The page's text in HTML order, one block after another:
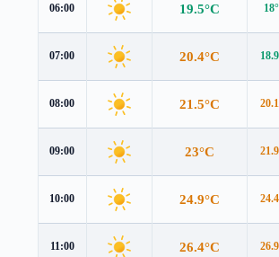
06:00 19.5°C
07:00 20.4°C
08:00 21.5°C
09:00 23°C
10:00 24.9°C
11:00 26.4°C